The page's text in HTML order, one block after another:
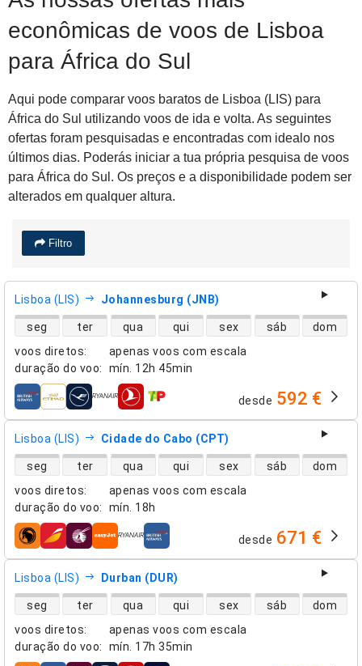
econômicas de voos de Lisboa
para África do Sul
Aqui pode comparar voos baratos de Lisboa (LIS) para
África do Sul utilizando voos de ida e volta. As seguintes
ofertas foram pesquisadas e encontradas com idealo nos
últimos dias. Poderás iniciar a tua própria pesquisa de voos
para África do Sul. Os preços e a disponibilidade podem ser
alterados em qualquer altura.
Filtro
Lisboa (LIS) Johannesburg (JNB)
voos diretos:
apenas voos com escala
duração do voo: mín. 12h 45min
disponibilidade de voos diretos
seg ter qua qui sex sáb dom
companhias aéreas desde 592 €
Lisboa (LIS) Cidade do Cabo (CPT)
voos diretos:
apenas voos com escala
duração do voo: mín. 18h
disponibilidade de voos diretos
seg ter qua qui sex sáb dom
companhias aéreas desde 671 €
Lisboa (LIS) Durban (DUR)
voos diretos:
apenas voos com escala
duração do voo: mín. 17h 35min
disponibilidade de voos diretos
seg ter qua qui sex sáb dom